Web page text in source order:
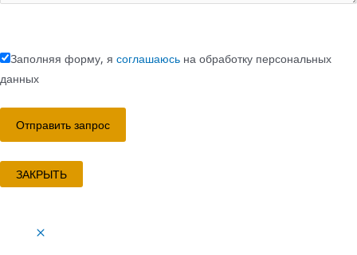
Заполняя форму, я соглашаюсь на обработку персональных
данных
ЗАКРЫТЬ